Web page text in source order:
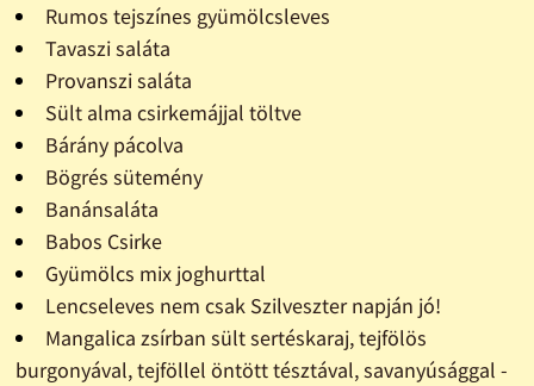
Rumos tejszínes gyümölcsleves
Tavaszi saláta
Provanszi saláta
Sült alma csirkemájjal töltve
Bárány pácolva
Bögrés sütemény
Banánsaláta
Babos Csirke
Gyümölcs mix joghurttal
Lencseleves nem csak Szilveszter napján jó!
Mangalica zsírban sült sertéskaraj, tejfölös
burgonyával, tejföllel öntött tésztával, savanyúsággal -